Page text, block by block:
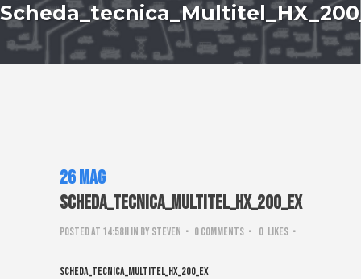
26 Mag
Scheda_tecnica_Multitel_HX_200_EX
Posted at 14:58hin by steven 0 Comments 0 Likes
Scheda_tecnica_Multitel_HX_200_EX